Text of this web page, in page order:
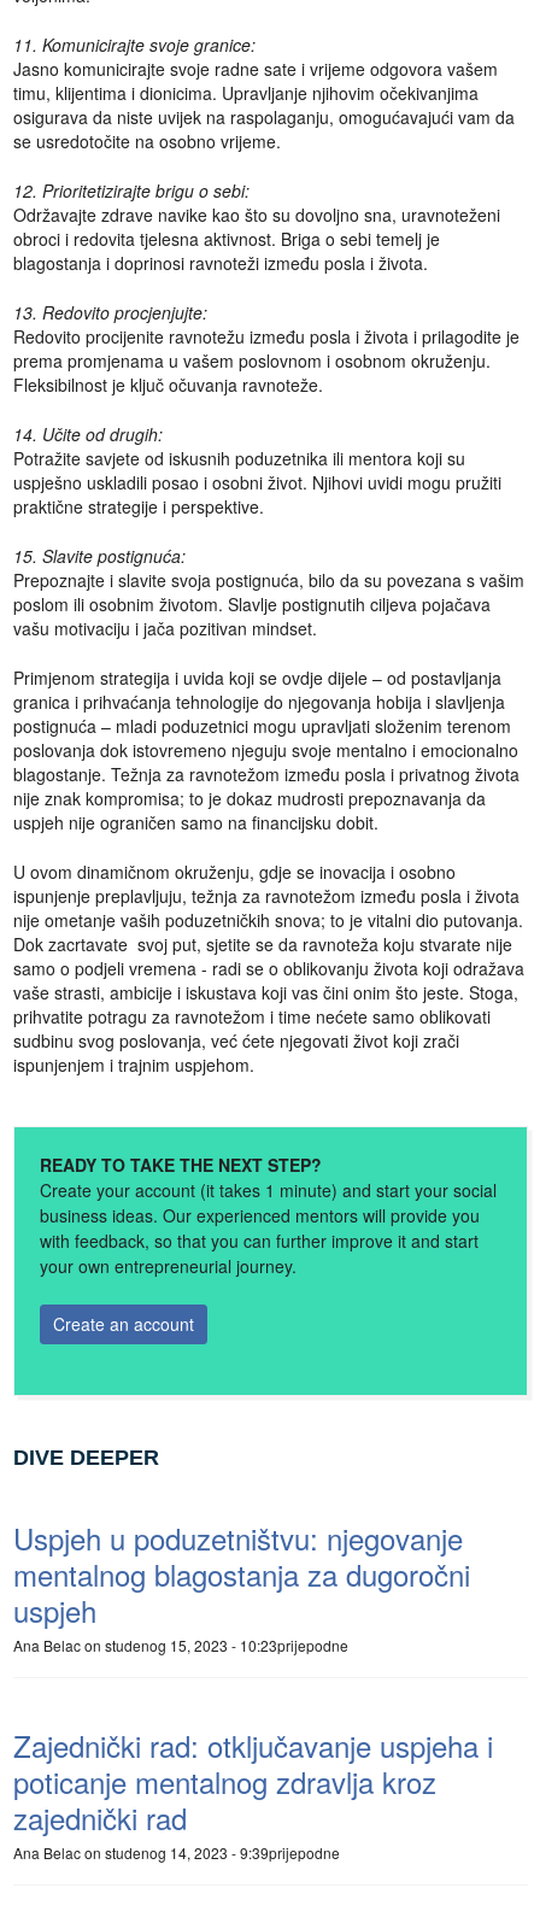
11. Komunicirajte svoje granice:
Jasno komunicirajte svoje radne sate i vrijeme odgovora vašem
timu, klijentima i dionicima. Upravljanje njihovim očekivanjima
osigurava da niste uvijek na raspolaganju, omogućavajući vam da
se usredotočite na osobno vrijeme.
12. Prioritetizirajte brigu o sebi:
Održavajte zdrave navike kao što su dovoljno sna, uravnoteženi
obroci i redovita tjelesna aktivnost. Briga o sebi temelj je
blagostanja i doprinosi ravnoteži između posla i života.
13. Redovito procjenjujte:
Redovito procijenite ravnotežu između posla i života i prilagodite je
prema promjenama u vašem poslovnom i osobnom okruženju.
Fleksibilnost je ključ očuvanja ravnoteže.
14. Učite od drugih:
Potražite savjete od iskusnih poduzetnika ili mentora koji su
uspješno uskladili posao i osobni život. Njihovi uvidi mogu pružiti
praktične strategije i perspektive.
15. Slavite postignuća:
Prepoznajte i slavite svoja postignuća, bilo da su povezana s vašim
poslom ili osobnim životom. Slavlje postignutih ciljeva pojačava
vašu motivaciju i jača pozitivan mindset.
Primjenom strategija i uvida koji se ovdje dijele – od postavljanja
granica i prihvaćanja tehnologije do njegovanja hobija i slavljenja
postignuća – mladi poduzetnici mogu upravljati složenim terenom
poslovanja dok istovremeno njeguju svoje mentalno i emocionalno
blagostanje. Težnja za ravnotežom između posla i privatnog života
nije znak kompromisa; to je dokaz mudrosti prepoznavanja da
uspjeh nije ograničen samo na financijsku dobit.
U ovom dinamičnom okruženju, gdje se inovacija i osobno
ispunjenje preplavljuju, težnja za ravnotežom između posla i života
nije ometanje vaših poduzetničkih snova; to je vitalni dio putovanja.
Dok zacrtavate svoj put, sjetite se da ravnoteža koju stvarate nije
samo o podjeli vremena - radi se o oblikovanju života koji odražava
vaše strasti, ambicije i iskustava koji vas čini onim što jeste. Stoga,
prihvatite potragu za ravnotežom i time nećete samo oblikovati
sudbinu svog poslovanja, već ćete njegovati život koji zrači
ispunjenjem i trajnim uspjehom.
READY TO TAKE THE NEXT STEP?
Create your account (it takes 1 minute) and start your social
business ideas. Our experienced mentors will provide you
with feedback, so that you can further improve it and start
your own entrepreneurial journey.
Create an account
DIVE DEEPER
Uspjeh u poduzetništvu: njegovanje
mentalnog blagostanja za dugoročni
uspjeh
Ana Belacon studenog 15, 2023 - 10:23prijepodne
Zajednički rad: otključavanje uspjeha i
poticanje mentalnog zdravlja kroz
zajednički rad
Ana Belacon studenog 14, 2023 - 9:39prijepodne